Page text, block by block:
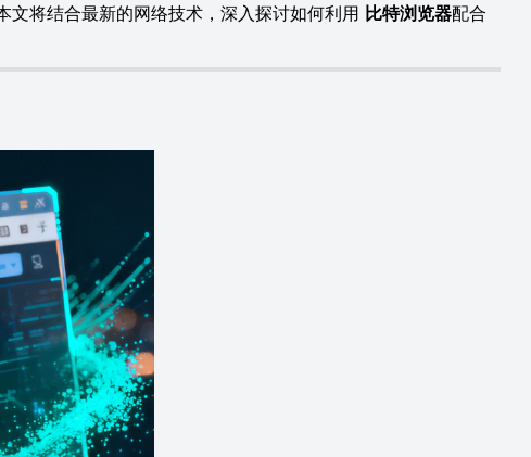
将结合最新的网络技术，深入探讨如何利用 比特浏览器配合